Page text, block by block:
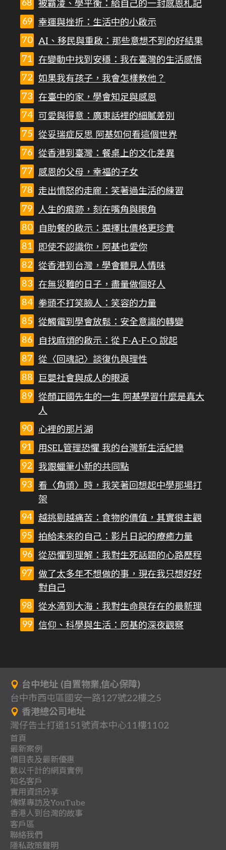
被霸凌、學平衡：給自己的一封感恩札記
幸運與挫折：生活中的小啟示
AI、移民與重啟：那些意想不到的好結果
在變動中找到安穩：我在臺灣的生活感悟
如果我有孩子，我會怎樣教他？
在臺中的家，學會知足與感恩
可愛與得意：廣東話裡的細膩差別
從妥瑞症反思 阿基如何看這個世界
從香港到臺灣：餐桌上的文化差異
感恩的父母，幸福的子女
走出憤怒的走廊：笑著過生活的練習
人生的痕跡，刻在嘴角與眼角
自助餐的啟示：選擇比價格更珍貴
即使不認識你，阿基也愛你
從香港到台灣，學會聽見人情味
在無災難的日子，盡量做個好人
拳頭不打笑臉人：笑容的力量
從觸電到學會放鬆：安全意識的轉變
自找麻煩的啟示：從 F-A-F-O 說起
從〈回魂記〉談復仇與理性
巨嬰社會與成人的眼淚
從顏正國先生的一生 阿基學習什麼是真大
人
心裡的那片湖
用SEL管理恐懼 我的台灣新生活紀錄
我跟蠟筆小新的共同點
看〈角頭〉時，我笑著回想起中學那場打
架
越挑剔越痛苦：食物的價值，其實很主觀
拍給未來的自己：影片日記的療癒力量
從恐懼到理解：我對生死話題的心路歷程
做了太多年不想做的事，現在我只想好好
對自己
從水滴到大海：我對生命與存在的最新理
信仰、科學與生活：阿基的深夜觀察
台中地址 (自置物業,信心保障)
台中市西屯區國安一路127號22樓之5
香港總公司地址
灣仔告士打道151號資本中心11樓1102
首頁
背
景
分
享
關
於
我
們
作
品
收
費
聯
絡
最新案例
一
頁
式
網
站
案
例
多
頁
式
網
站
案
行
業
案
例
價目表及最新優惠
網
站
架
設
優
惠
立
即
登
記
優
數以千計的網頁實例
客
戶
總
目
錄
地
產
.
室
內
團
體
.
協
教
育
及
時
裝
日
知名客戶
實用資訊分享
懶
人
包
最
新
網
網
路
各
傳媒專訪及YouTube
傳
媒
專
香
港
阿
香港人到台灣的故事
香
港
移
客戶區
系
聯絡我們
隱私政策聲明